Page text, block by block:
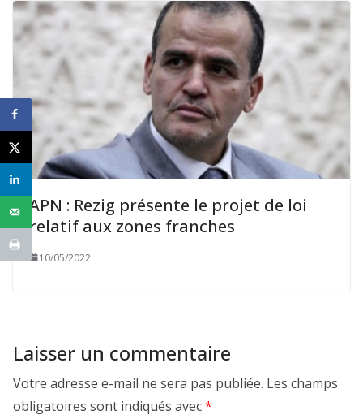
APN : Rezig présente le projet de loi
relatif aux zones franches
10/05/2022
Laisser un commentaire
Votre adresse e-mail ne sera pas publiée. Les champs
obligatoires sont indiqués avec*